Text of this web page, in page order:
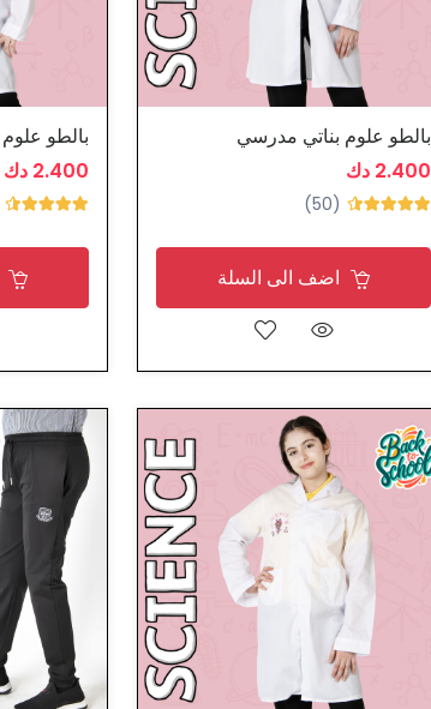
بالطو علوم بناتي مدرسي
2.400 دك
(50)
اضف الى السلة
بالطو
2.400 دك